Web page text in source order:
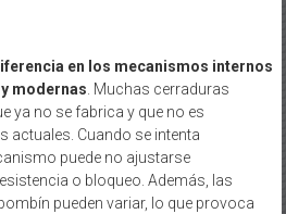
en los mecanismos internos
modernas. Muchas cerraduras
ya no se fabrica y que no es
actuales. Cuando se intenta
puede no ajustarse
o bloqueo. Además, las
pueden variar, lo que provoca